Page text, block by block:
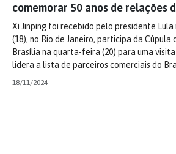
comemorar 50 anos de relações
Xi Jinping foi recebido pelo presidente
(18), no Rio de Janeiro, participa da Cúpula
Brasília na quarta-feira (20) para uma
lidera a lista de parceiros comerciais do
18/11/2024